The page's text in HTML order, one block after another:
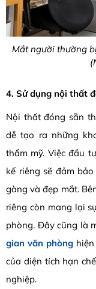
Mắt người thường
4. Sử dụng nội thất
Nội thất đóng sẵn
dễ tạo ra những
thẩm mỹ. Việc đầu
kế riêng sẽ đảm
gàng và đẹp mắt.
riêng còn mang lại
phòng. Đây cũng là
gian văn phòng
của diện tích hạn
nghiệp.